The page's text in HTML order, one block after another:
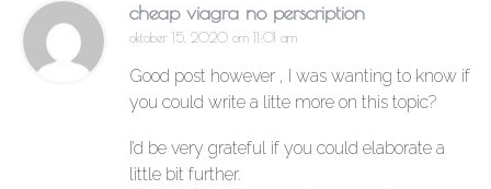
cheap viagra no perscription
oktober 15, 2020 om 11:01 am
Good post however , I was wanting to know if
you could write a litte more on this topic?
I’d be very grateful if you could elaborate a
little bit further.